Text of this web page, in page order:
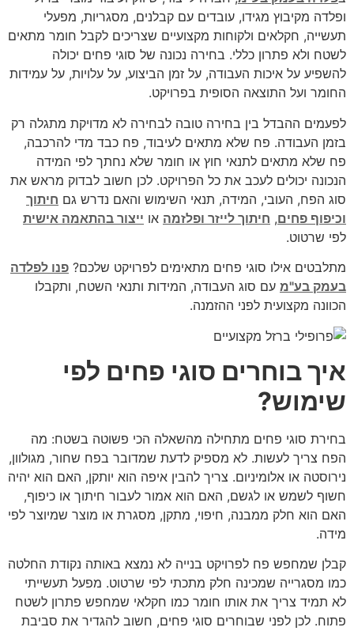
ופלדה מקיבוץ מגידו, עובדים עם קבלנים, מסגריות, מפעלי
תעשייה, חקלאים ולקוחות מקצועיים שצריכים לקבל חומר מתאים
לשטח ולא פתרון כללי. בחירה נכונה של סוגי פחים יכולה
להשפיע על איכות העבודה, על זמן הביצוע, על עלויות, על עמידות
החומר ועל התוצאה הסופית בפרויקט.
לפעמים ההבדל בין בחירה טובה לבחירה לא מדויקת מתגלה רק
בזמן העבודה. פח שלא מתאים לעיבוד, פח כבד מדי להרכבה,
פח שלא מתאים לתנאי חוץ או חומר שלא נחתך לפי המידה
הנכונה יכולים לעכב את כל הפרויקט. לכן חשוב לבדוק מראש את
סוג הפח, העובי, המידה, תנאי השימוש והאם נדרש גם חיתוך
וכיפוף פחים, חיתוך לייזר ופלזמה או ייצור בהתאמה אישית
לפי שרטוט.
מתלבטים אילו סוגי פחים מתאימים לפרויקט שלכם? פנו לפלדה
בעמק בע"מ עם סוג העבודה, המידות ותנאי השטח, ותקבלו
הכוונה מקצועית לפני ההזמנה.
איך בוחרים סוגי פחים לפי
שימוש?
בחירת סוגי פחים מתחילה מהשאלה הכי פשוטה בשטח: מה
הפח צריך לעשות. לא מספיק לדעת שמדובר בפח שחור, מגולוון,
נירוסטה או אלומיניום. צריך להבין איפה הוא יותקן, האם הוא יהיה
חשוף לשמש או לגשם, האם הוא אמור לעבור חיתוך או כיפוף,
האם הוא חלק ממבנה, חיפוי, מתקן, מסגרת או מוצר שמיוצר לפי
מידה.
קבלן שמחפש פח לפרויקט בנייה לא נמצא באותה נקודת החלטה
כמו מסגרייה שמכינה חלק מתכתי לפי שרטוט. מפעל תעשייתי
לא תמיד צריך את אותו חומר כמו חקלאי שמחפש פתרון לשטח
פתוח. לכן לפני שבוחרים סוגי פחים, חשוב להגדיר את סביבת